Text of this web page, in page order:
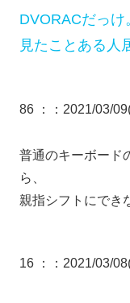
DVORACだっけ
見たことある人
86 ： ：2021/03/
普通のキーボード
ら、
親指シフトにでき
16 ： ：2021/03/